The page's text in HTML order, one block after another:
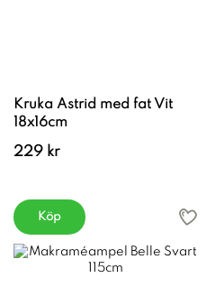
Kruka Astrid med fat Vit
18x16cm
229 kr
Köp